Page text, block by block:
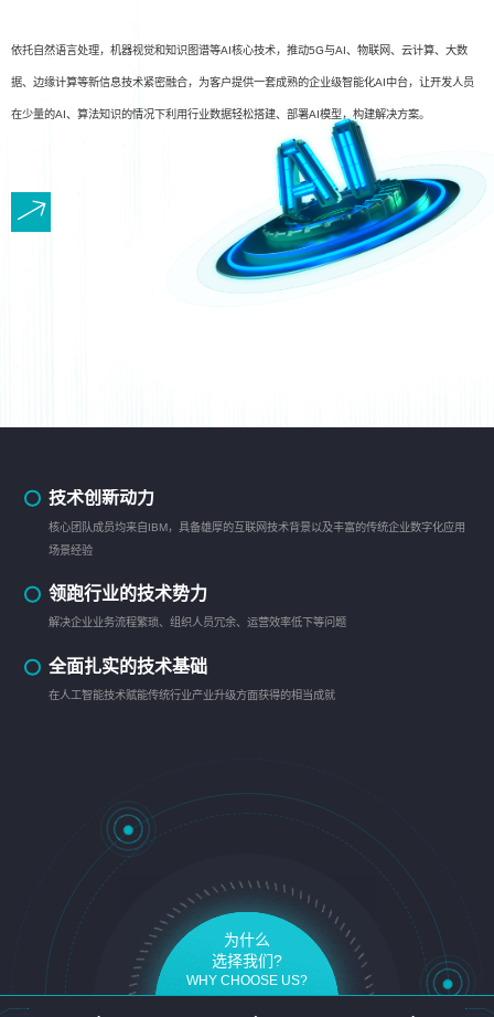
依托自然语言处理，机器视觉和知识图谱等AI核心技术，推动5G与AI、物联网、云计算、大数
据、边缘计算等新信息技术紧密融合，为客户提供一套成熟的企业级智能化AI中台，让开发人员
在少量的AI、算法知识的情况下利用行业数据轻松搭建、部署AI模型，构建解决方案。
技术创新动力
核心团队成员均来自IBM，具备雄厚的互联网技术背景以及丰富的传统企业数字化应用
场景经验
领跑行业的技术势力
解决企业业务流程繁琐、组织人员冗余、运营效率低下等问题
全面扎实的技术基础
在人工智能技术赋能传统行业产业升级方面获得的相当成就
为什么
选择我们?
WHY CHOOSE US?